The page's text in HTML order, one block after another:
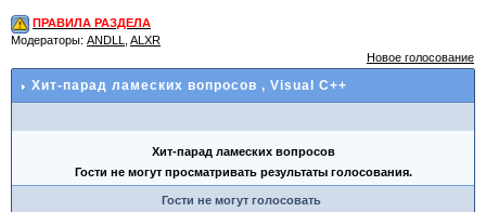
ПРАВИЛА РАЗДЕЛА
Модераторы: ANDLL
ALXR
Новое голосование
Хит-парад ламеских вопросов , Visual C++
Хит-парад ламеских вопросов
Гости не могут просматривать результаты голосования.
Гости не могут голосовать